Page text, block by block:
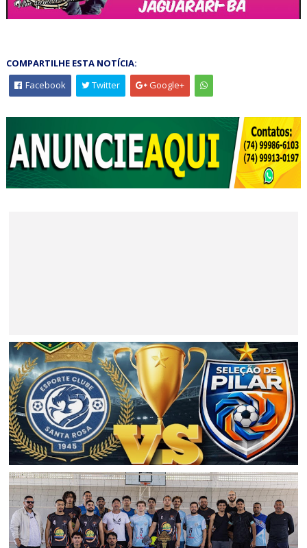
COMPARTILHE ESTA NOTÍCIA:
Facebook
Twitter Google+
BAHIA
Minério extraído de Jaguarari coloca o município entre os
principais exportadores da Bahia em 2026
ESPORTE
Final do Campeonato Jaguarariense de Futebol 2026 será
entre Santa Rosa e Pilar; Entrada será gratuita